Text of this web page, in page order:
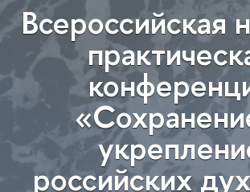
Всероссийская
российских